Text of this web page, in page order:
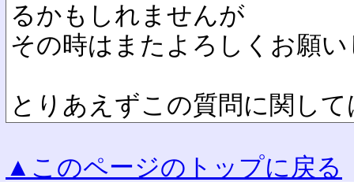
るかもしれませんが
その時はまたよろしくお願
とりあえずこの質問に関し
▲このページのトップに戻る